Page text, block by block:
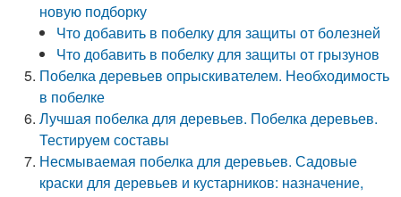
новую подборку
Что добавить в побелку для защиты от болезней
Что добавить в побелку для защиты от грызунов
Побелка деревьев опрыскивателем. Необходимость
в побелке
Лучшая побелка для деревьев. Побелка деревьев.
Тестируем составы
Несмываемая побелка для деревьев. Садовые
краски для деревьев и кустарников: назначение,